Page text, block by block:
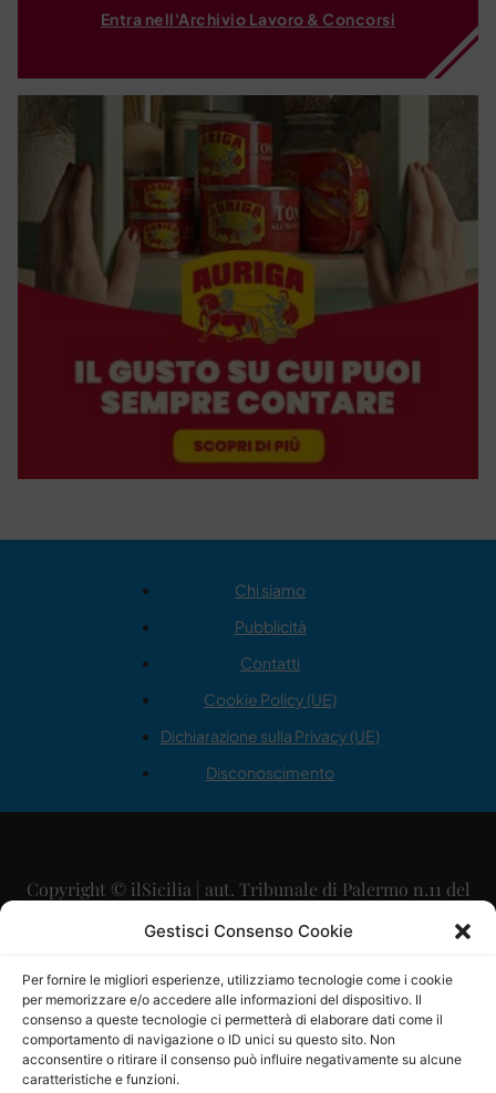
Gestisci Consenso Cookie
Per fornire le migliori esperienze, utilizziamo tecnologie come i cookie
per memorizzare e/o accedere alle informazioni del dispositivo. Il
consenso a queste tecnologie ci permetterà di elaborare dati come il
comportamento di navigazione o ID unici su questo sito. Non
acconsentire o ritirare il consenso può influire negativamente su alcune
caratteristiche e funzioni.
Entra nell'Archivio Lavoro & Concorsi
Chi siamo
Pubblicità
Contatti
Cookie Policy (UE)
Dichiarazione sulla Privacy (UE)
Disconoscimento
Copyright © ilSicilia | aut. Tribunale di Palermo n.11 del
29/09/2015
Direttore Editoriale: Maurizio Scaglione
Direttore Responsabile: Maria Calabrese